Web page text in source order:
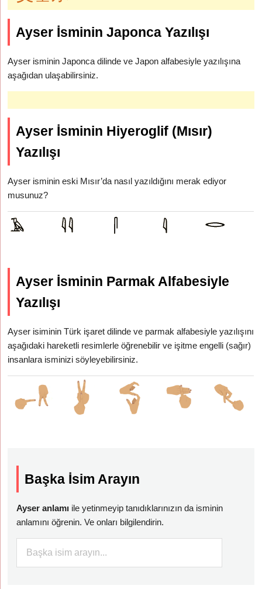
Ayser İsminin Japonca Yazılışı
Ayser isminin Japonca dilinde ve Japon alfabesiyle yazılışına
aşağıdan ulaşabilirsiniz.
Ayser İsminin Hiyeroglif (Mısır)
Yazılışı
Ayser isminin eski Mısır’da nasıl yazıldığını merak ediyor
musunuz?
Ayser İsminin Parmak Alfabesiyle
Yazılışı
Ayser isiminin Türk işaret dilinde ve parmak alfabesiyle yazılışını
aşağıdaki hareketli resimlerle öğrenebilir ve işitme engelli (sağır)
insanlara isminizi söyleyebilirsiniz.
Başka İsim Arayın
Ayser anlamı ile yetinmeyip tanıdıklarınızın da isminin
anlamını öğrenin. Ve onları bilgilendirin.